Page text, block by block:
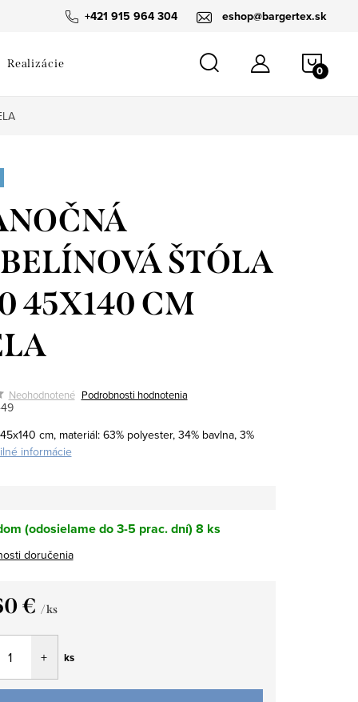
+421 915 964 304 eshop@bargertex.sk
Realizácie
ŠTÓLA
45X140 CM
Neohodnotené Podrobnosti hodnotenia
cm, materiál: 63% polyester, 34% bavlna, 3%
informácie
(odosielame do 3-5 prac. dní) 8 ks
doručenia
€ / ks
ks